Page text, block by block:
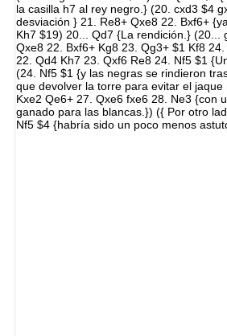
la casilla h7 al rey negro.} (20. cxd3 $4
desviación } 21. Re8+ Qxe8 22. Bxf6+
Kh7 $19) 20... Qd7 {La rendición.} (20...
Qxe8 22. Bxf6+ Kg8 23. Qg3+ $1 Kf8
22. Qd4 Kh7 23. Qxf6 Re8 24. Nf5 $1
(24. Nf5 $1 {y las negras se rindieron
que devolver la torre para evitar el jaque
Kxe2 Qe6+ 27. Qxe6 fxe6 28. Ne3 {con
ganado para las blancas.}) ({ Por otro
Nf5 $4 {habría sido un poco menos